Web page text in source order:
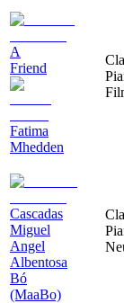
A
Friend
Fatima
Mhedden
Cascadas
Miguel
Angel
Albentosa
Bó
(MaaBo)